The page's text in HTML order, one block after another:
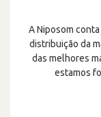
A Niposom
distribuição da
das melhores
estamos